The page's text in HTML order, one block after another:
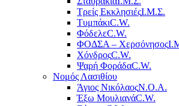
Τρείς ΕκκλησιέςΙ.Μ.Σ.
ΤυμπάκιC.W.
ΦόδελεC.W.
ΦΟΔΣΑ – Χερσόνησος
ΧόνδροςC.W.
Ψαρή ΦοράδαC.W.
Νομός Λασιθίου
Άγιος ΝικόλαοςΝ.Ο.Α.
Έξω ΜουλιανάC.W.